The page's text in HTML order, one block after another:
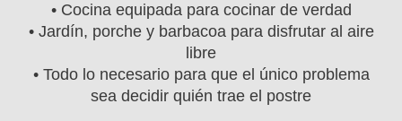
• Cocina equipada para cocinar de verdad
• Jardín, porche y barbacoa para disfrutar al aire
libre
• Todo lo necesario para que el único problema
sea decidir quién trae el postre